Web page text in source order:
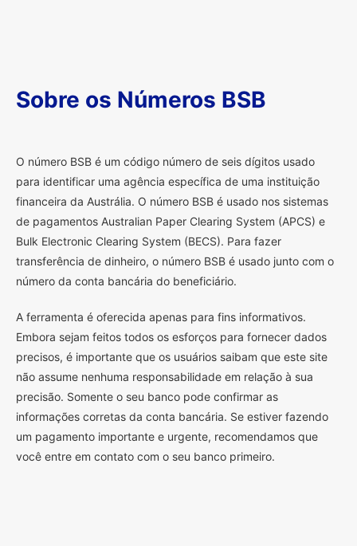
Sobre os Números BSB
O número BSB é um código número de seis dígitos usado
para identificar uma agência específica de uma instituição
financeira da Austrália. O número BSB é usado nos sistemas
de pagamentos Australian Paper Clearing System (APCS) e
Bulk Electronic Clearing System (BECS). Para fazer
transferência de dinheiro, o número BSB é usado junto com o
número da conta bancária do beneficiário.
A ferramenta é oferecida apenas para fins informativos.
Embora sejam feitos todos os esforços para fornecer dados
precisos, é importante que os usuários saibam que este site
não assume nenhuma responsabilidade em relação à sua
precisão. Somente o seu banco pode confirmar as
informações corretas da conta bancária. Se estiver fazendo
um pagamento importante e urgente, recomendamos que
você entre em contato com o seu banco primeiro.